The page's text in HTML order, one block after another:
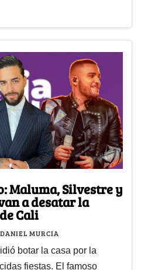
Maluma, Silvestre y
a desatar la
Cali
DANIEL MURCIA
botar la casa por la
fiestas. El famoso